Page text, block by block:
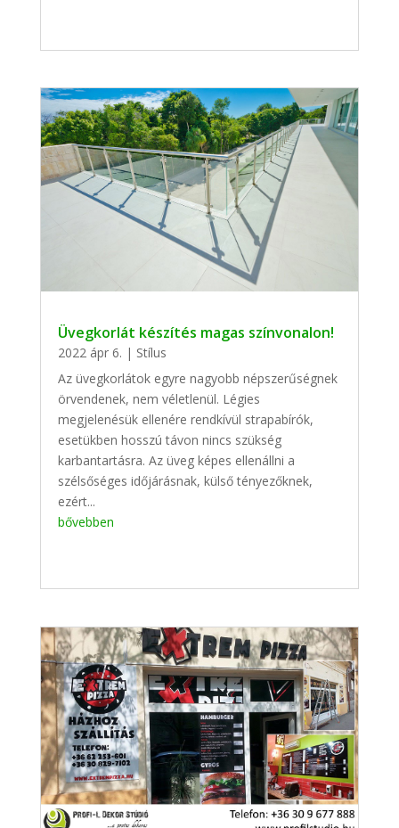
Üvegkorlát készítés magas színvonalon!
2022 ápr 6. | Stílus
Az üvegkorlátok egyre nagyobb népszerűségnek
örvendenek, nem véletlenül. Légies
megjelenésük ellenére rendkívül strapabírók,
esetükben hosszú távon nincs szükség
karbantartásra. Az üveg képes ellenállni a
szélsőséges időjárásnak, külső tényezőknek,
ezért...
bővebben